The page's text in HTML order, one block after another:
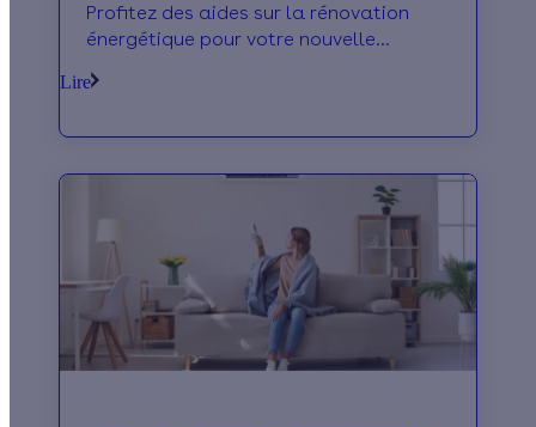
Profitez des aides sur la rénovation
énergétique pour votre nouvelle
aides en 2 mn.
Lire